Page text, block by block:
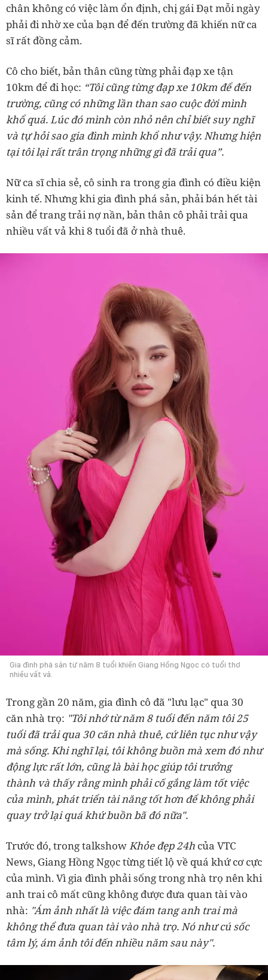
chân không có việc làm ổn định, chị gái Đạt mỗi ngày
phải đi nhờ xe của bạn để đến trường đã khiến nữ ca
sĩ rất đồng cảm.
Cô cho biết, bản thân cũng từng phải đạp xe tận
10km để đi học: “Tôi cũng từng đạp xe 10km để đến
trường, cũng có những lần than sao cuộc đời mình
khổ quá. Lúc đó mình còn nhỏ nên chỉ biết suy nghĩ
và tự hỏi sao gia đình mình khổ như vậy. Nhưng hiện
tại tôi lại rất trân trọng những gì đã trải qua”.
Nữ ca sĩ chia sẻ, cô sinh ra trong gia đình có điều kiện
kinh tế. Nhưng khi gia đình phá sản, phải bán hết tài
sản để trang trải nợ nần, bản thân cô phải trải qua
nhiều vất vả khi 8 tuổi đã ở nhà thuê.
Gia đình phá sản từ năm 8 tuổi khiến Giang Hồng Ngọc có tuổi thơ
nhiều vất vả.
Trong gần 20 năm, gia đình cô đã "lưu lạc" qua 30
căn nhà trọ: "Tôi nhớ từ năm 8 tuổi đến năm tôi 25
tuổi đã trải qua 30 căn nhà thuê, cứ liên tục như vậy
mà sống. Khi nghĩ lại, tôi không buồn mà xem đó như
động lực rất lớn, cũng là bài học giúp tôi trưởng
thành và thấy rằng mình phải cố gắng làm tốt việc
của mình, phát triển tài năng tốt hơn để không phải
quay trở lại quá khứ buồn bã đó nữa".
Trước đó, trong talkshow Khỏe đẹp 24h của VTC
News, Giang Hồng Ngọc từng tiết lộ về quá khứ cơ cực
của mình. Vì gia đình phải sống trong nhà trọ nên khi
anh trai cô mất cũng không được đưa quan tài vào
nhà: "Ám ảnh nhất là việc đám tang anh trai mà
không thể đưa quan tài vào nhà trọ. Nó như cú sốc
tâm lý, ám ảnh tôi đến nhiều năm sau này".